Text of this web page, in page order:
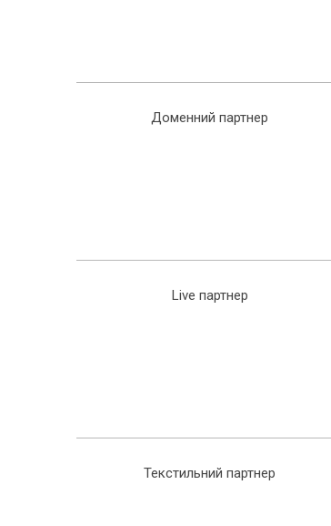
Доменний партнер
Live партнер
Текстильний партнер